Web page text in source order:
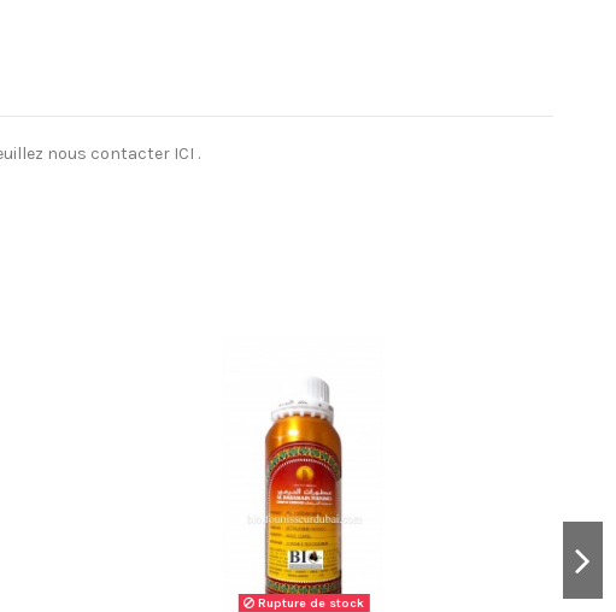
nous contacter ICI .
Rupture de stock